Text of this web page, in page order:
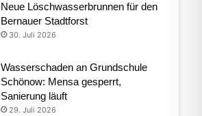
Neue Löschwasserbrunnen für den
Bernauer Stadtforst
30. Juli 2026
Wasserschaden an Grundschule
Schönow: Mensa gesperrt,
Sanierung läuft
29. Juli 2026